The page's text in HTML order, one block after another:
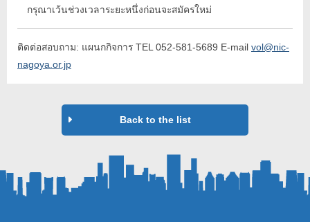
กรุณาเว้นช่วงเวลาระยะหนึ่งก่อนจะสมัครใหม่
ติดต่อสอบถาม: แผนกกิจการ TEL 052-581-5689 E-mail vol@nic-
nagoya.or.jp
Back to the list